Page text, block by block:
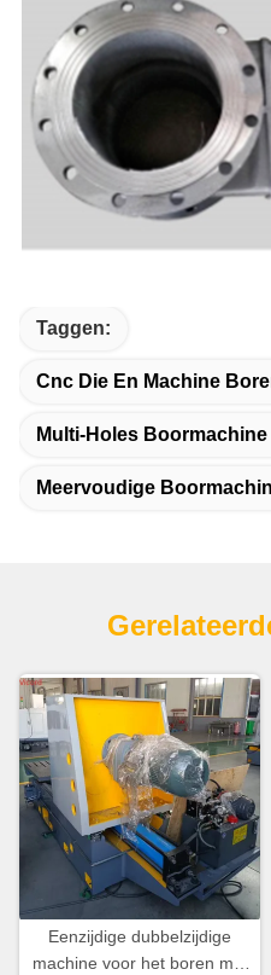
Taggen:
Cnc Die En Machine
Multi-Holes Boormachine
Meervoudige
Eenzijdige dubbelzijdige
machine voor het boren met